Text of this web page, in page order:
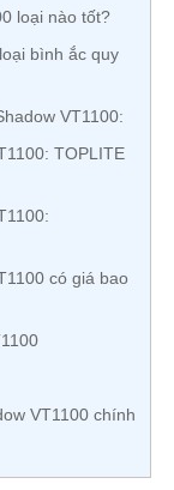
loại nào tốt?
bình ắc quy
VT1100:
TOPLITE
có giá bao
VT1100 chính